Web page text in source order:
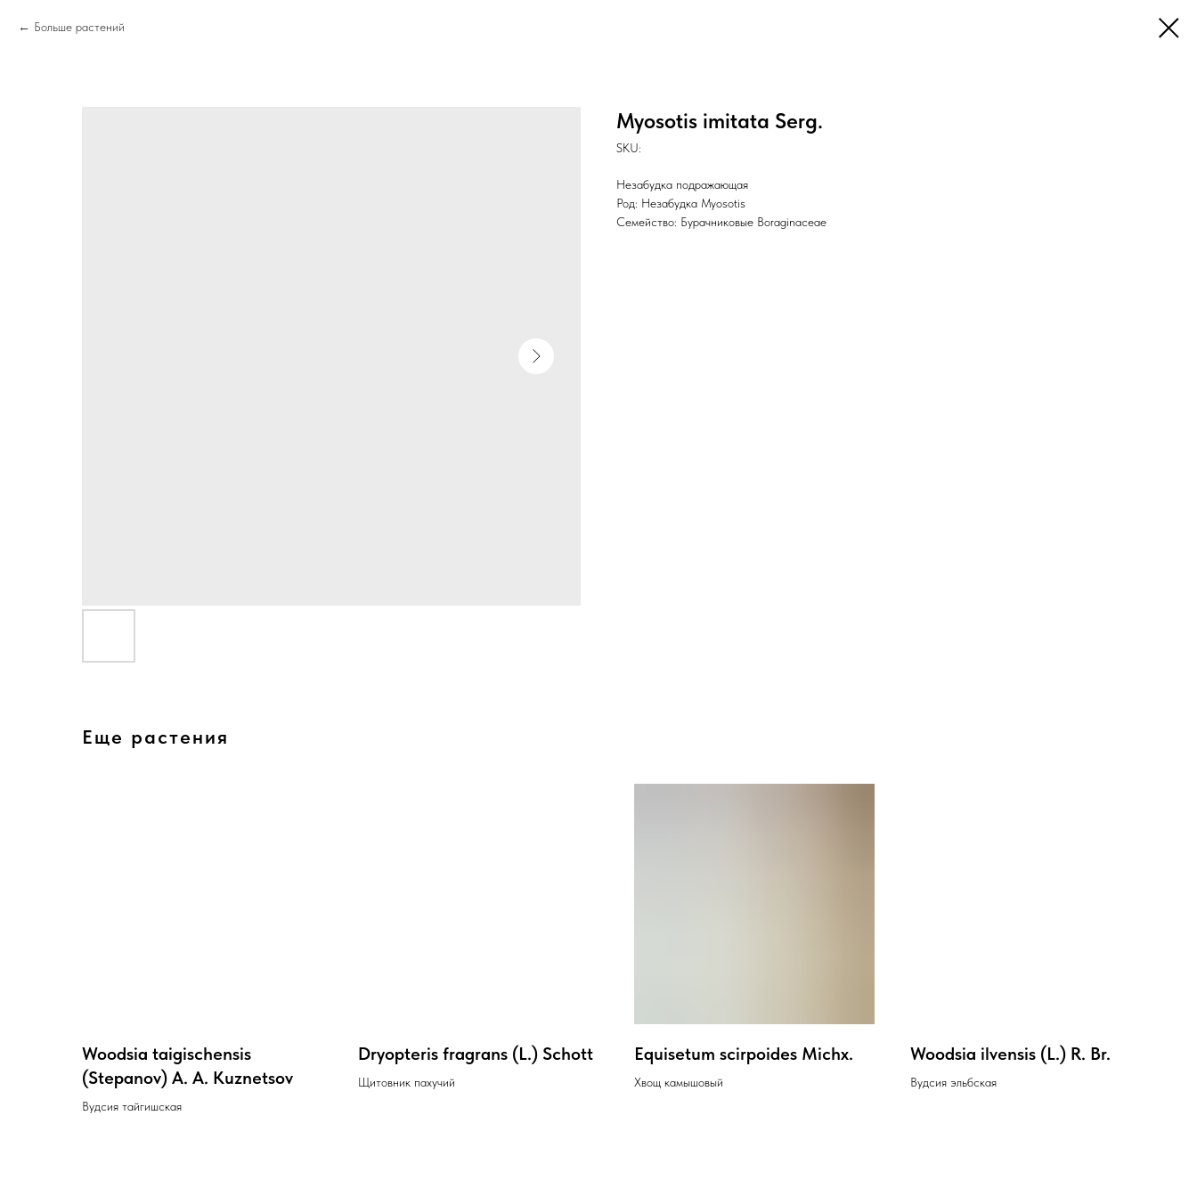
Больше растений
Myosotis imitata Serg.
SKU:
Незабудка подражающая
Род: Незабудка Myosotis
Семейство: Бурачниковые Boraginaceae
Еще растения
Woodsia taigischensis
(Stepanov) A. A. Kuznetsov
Вудсия тайгишская
Dryopteris fragrans (L.) Schott
Щитовник пахучий
Equisetum scirpoides Michx.
Хвощ камышовый
Woodsia ilvensis (L.) R. Br.
Вудсия эльбская